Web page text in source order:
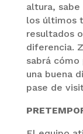
altura,
los últimos
resultados
diferencia.
sabrá
una buena
pase de